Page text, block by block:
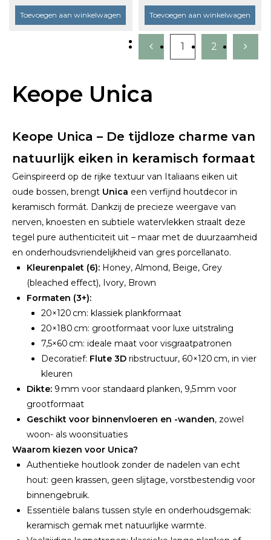
Toevoegen aan winkelwagen Toevoegen aan winkelwagen
1 2
Keope Unica
Keope Unica – De tijdloze charme van
natuurlijk eiken in keramisch formaat
Geïnspireerd op de rijke textuur van Italiaans eiken uit
oude bossen, brengt Unica een verfijnd houtdecor in
keramisch formát. Dankzij de precieze weergave van
nerven, knoesten en subtiele watervlekken straalt deze
tegel pure authenticiteit uit – maar met de duurzaamheid
en onderhoudsvriendelijkheid van gres porcellanato.
Kleurenpalet (6): Honey, Almond, Beige, Grey
(bleached effect), Ivory, Brown
Formaten (3+):
20×120 cm: klassiek plankformaat
20×180 cm: grootformaat voor luxe uitstraling
7,5×60 cm: ideale maat voor visgraatpatronen
Decoratief: Flute 3D ribstructuur, 60×120 cm, in vier
kleuren
Dikte: 9 mm voor standaard planken, 9,5 mm voor
grootformaat
Geschikt voor binnenvloeren en -wanden, zowel
woon- als woonsituaties
Waarom kiezen voor Unica?
Authentieke houtlook zonder de nadelen van echt
hout: geen krassen, geen slijtage, vorstbestendig voor
binnengebruik.
Essentiële balans tussen style en onderhoudsgemak:
keramisch gemak met natuurlijke warmte.